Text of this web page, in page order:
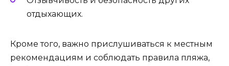
отдыхающих.
Кроме того, важно прислушиваться к местным
рекомендациям и соблюдать правила пляжа,